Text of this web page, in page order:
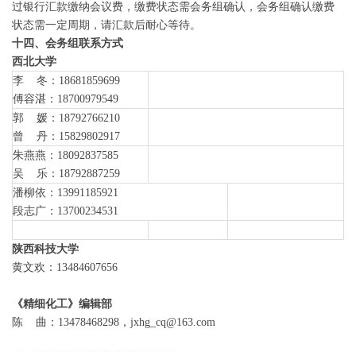
过银行汇款缴纳会议费，缴费状态需会务组确认，会务组确认缴费
状态需一定周期，请汇款后耐心等待。
十四、会务组联系方式
西北大学
李 冬：18681859699
傅容湛： 18700979549
郭 媛：18792766210
曾 丹：15829802917
朱燕燕：18092837585
吴 乐：18792887259
潘柳依：13991185921
段志广： 13700234531
陕西科技大学
黄文欢：13484607656
《精细化工》编辑部
陈 曲：13478468298，jxhg_cq@163.com